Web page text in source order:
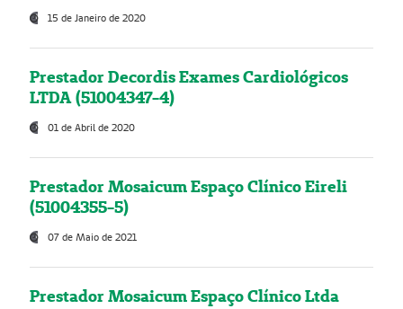
15 de Janeiro de 2020
Prestador Decordis Exames Cardiológicos
LTDA (51004347-4)
01 de Abril de 2020
Prestador Mosaicum Espaço Clínico Eireli
(51004355-5)
07 de Maio de 2021
Prestador Mosaicum Espaço Clínico Ltda